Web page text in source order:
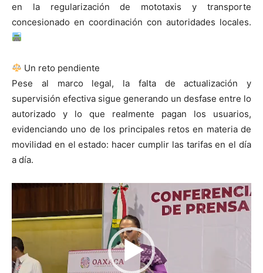
en la regularización de mototaxis y transporte
concesionado en coordinación con autoridades locales.
Un reto pendiente
Pese al marco legal, la falta de actualización y
supervisión efectiva sigue generando un desfase entre lo
autorizado y lo que realmente pagan los usuarios,
evidenciando uno de los principales retos en materia de
movilidad en el estado: hacer cumplir las tarifas en el día
a día.
Reproductor
vídeo